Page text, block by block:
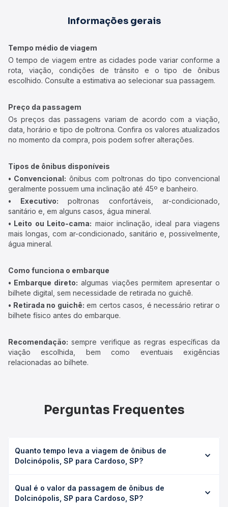
Informações gerais
Tempo médio de viagem
O tempo de viagem entre as cidades pode variar conforme a
rota, viação, condições de trânsito e o tipo de ônibus
escolhido. Consulte a estimativa ao selecionar sua passagem.
Preço da passagem
Os preços das passagens variam de acordo com a viação,
data, horário e tipo de poltrona. Confira os valores atualizados
no momento da compra, pois podem sofrer alterações.
Tipos de ônibus disponíveis
• Convencional: ônibus com poltronas do tipo convencional
geralmente possuem uma inclinação até 45º e banheiro.
• Executivo: poltronas confortáveis, ar-condicionado,
sanitário e, em alguns casos, água mineral.
• Leito ou Leito-cama: maior inclinação, ideal para viagens
mais longas, com ar-condicionado, sanitário e, possivelmente,
água mineral.
Como funciona o embarque
• Embarque direto: algumas viações permitem apresentar o
bilhete digital, sem necessidade de retirada no guichê.
• Retirada no guichê: em certos casos, é necessário retirar o
bilhete físico antes do embarque.
Recomendação: sempre verifique as regras específicas da
viação escolhida, bem como eventuais exigências
relacionadas ao bilhete.
Perguntas Frequentes
Quanto tempo leva a viagem de ônibus de
Dolcinópolis, SP para Cardoso, SP?
leva em média 1h 55min, podendo variar conforme a
viação, o tipo de serviço (convencional, executivo ou
Qual é o valor da passagem de ônibus de
Dolcinópolis, SP para Cardoso, SP?